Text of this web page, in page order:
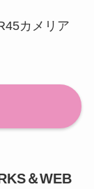
カメリア
＆WEB